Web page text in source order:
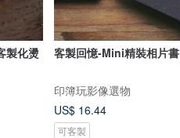
客製回憶-Mini精裝相片書
印簿玩影像選物
US$ 16.44
可客製